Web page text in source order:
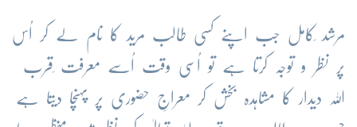
مرشد ِکامل جب اپنے کسی طالب مرید کا نام لے کر اُس
پر نظر و توجہ کرتا ہے تو اُسی وقت اُسے معرفت ِقرب
اللہ دیدار کا مشاہدہ بخش کر معراجِ حضوری پر پہنچا دیتا ہے